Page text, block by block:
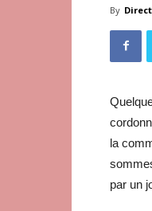
By
la
par un